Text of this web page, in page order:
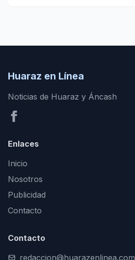
Huaraz en Línea
Noticias de Huaraz y Áncash
Enlaces
Inicio
Nosotros
Publicidad
Contacto
Contacto
redaccion@huarazenlinea.com